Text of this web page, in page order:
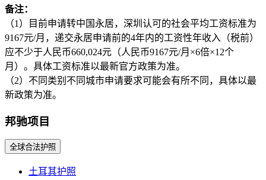
备注：
（1）目前申请转中国永居，深圳认可的社会平均工资标准为
9167元/月，递交永居申请前的4年内的工资性年收入（税前）
应不少于人民币660,024元（人民币9167元/月×6倍×12个
月）。具体工资标准以最新官方政策为准。
（2）不同类别不同城市申请要求可能会有所不同，具体以最
新政策为准。
邦驰项目
全球合法护照
土耳其护照